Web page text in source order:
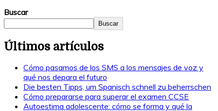
Buscar
Buscar
Últimos artículos
Cómo pasamos de los SMS a los mensajes de voz y
qué nos depara el futuro
Die besten Tipps, um Spanisch schnell zu beherrschen
Cómo prepararse para superar el examen CCSE
Autoestima adolescente: cómo se forma y qué la